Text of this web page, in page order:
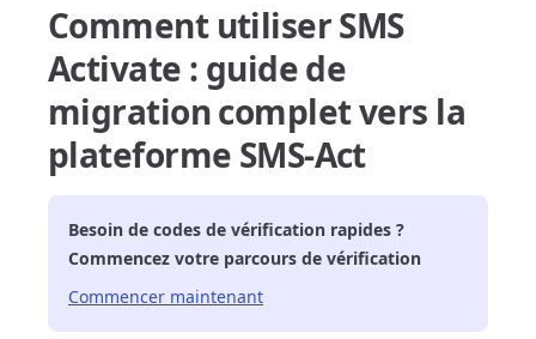
Comment utiliser SMS
Activate : guide de
migration complet vers la
plateforme SMS-Act
Besoin de codes de vérification rapides ?
Commencez votre parcours de vérification
Commencer maintenant